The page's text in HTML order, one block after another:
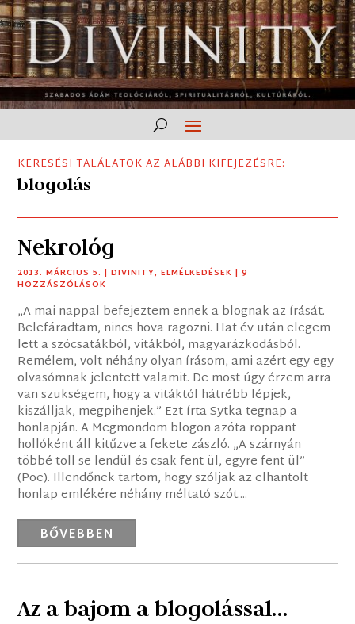
KERESÉSI TALÁLATOK AZ ALÁBBI KIFEJEZÉSRE:
blogolás
Nekrológ
2013. MÁRCIUS 5. |DIVINITY,ELMÉLKEDÉSEK | 9
HOZZÁSZÓLÁSOK
„A mai nappal befejeztem ennek a blognak az írását.
Belefáradtam, nincs hova ragozni. Hat év után elegem
lett a szócsatákból, vitákból, magyarázkodásból.
Remélem, volt néhány olyan írásom, ami azért egy-egy
olvasómnak jelentett valamit. De most úgy érzem arra
van szükségem, hogy a vitáktól hátrébb lépjek,
kiszálljak, megpihenjek.” Ezt írta Sytka tegnap a
honlapján. A Megmondom blogon azóta roppant
hollóként áll kitűzve a fekete zászló. „A szárnyán
többé toll se lendül és csak fent ül, egyre fent ül”
(Poe). Illendőnek tartom, hogy szóljak az elhantolt
honlap emlékére néhány méltató szót....
BŐVEBBEN
Az a bajom a blogolással…